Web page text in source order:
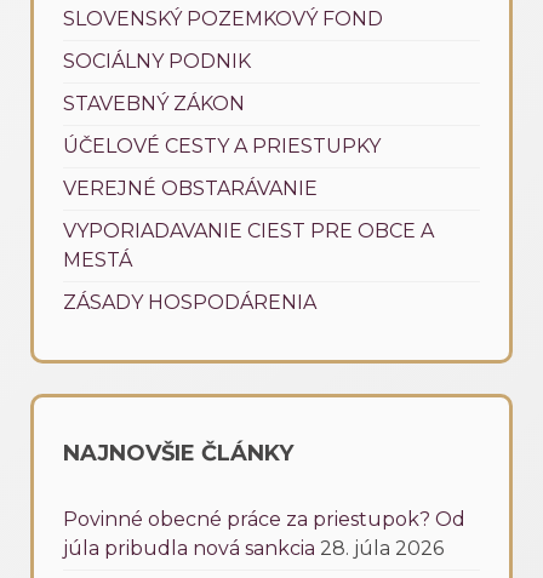
SLOVENSKÝ POZEMKOVÝ FOND
SOCIÁLNY PODNIK
STAVEBNÝ ZÁKON
ÚČELOVÉ CESTY A PRIESTUPKY
VEREJNÉ OBSTARÁVANIE
VYPORIADAVANIE CIEST PRE OBCE A
MESTÁ
ZÁSADY HOSPODÁRENIA
NAJNOVŠIE ČLÁNKY
Povinné obecné práce za priestupok? Od
júla pribudla nová sankcia 28. júla 2026